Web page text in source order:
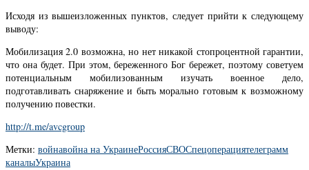
Исходя из вышеизложенных пунктов, следует прийти к следующему
выводу:
Мобилизация 2.0 возможна, но нет никакой стопроцентной гарантии,
что она будет. При этом, береженного Бог бережет, поэтому советуем
потенциальным мобилизованным изучать военное дело,
подготавливать снаряжение и быть морально готовым к возможному
получению повестки.
http://t.me/avcgroup
Метки: войнавойна на УкраинеРоссияСВОСпецоперациятелеграмм
каналыУкраина